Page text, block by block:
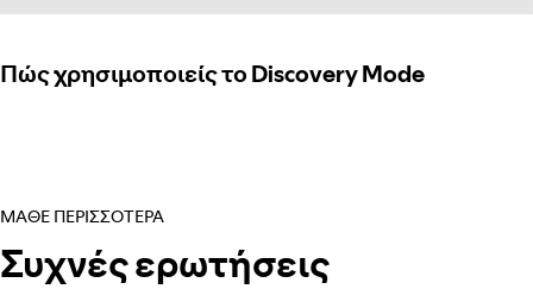
Πώς χρησιμοποιείς το Discovery Mode
ΜΆΘΕ ΠΕΡΙΣΣΌΤΕΡΑ
Συχνές ερωτήσεις